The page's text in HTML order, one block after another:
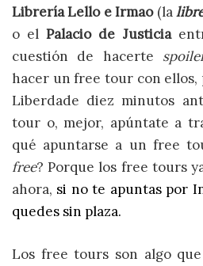
Librería Lello e Irmao(la
o elPalacio de Justicia
cuestión de hacerte
hacer un free tour con ellos,
Liberdade diez minutos
tour o, mejor, apúntate a
qué apuntarse a un free
free? Porque los free tours
ahora, si no te apuntas por
quedes sin plaza.
Los free tours son algo